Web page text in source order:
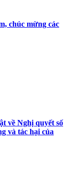
chúc mừng các
về Nghị quyết số
và tác hại của